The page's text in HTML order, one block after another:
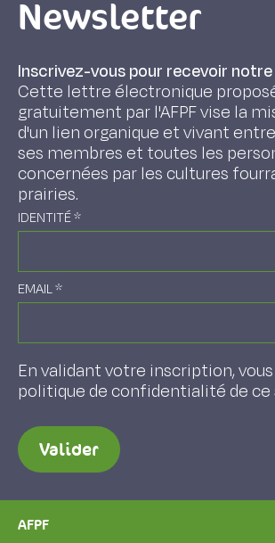
Newsletter
Inscrivez-vous pour recevoir
Cette lettre électronique
gratuitement par l'AFPF vise la
d'un lien organique et vivant
ses membres et toutes les
concernées par les cultures
prairies.
IDENTITÉ*
EMAIL*
En validant votre inscription,
politique de confidentialité de ce
Valider
AFPF